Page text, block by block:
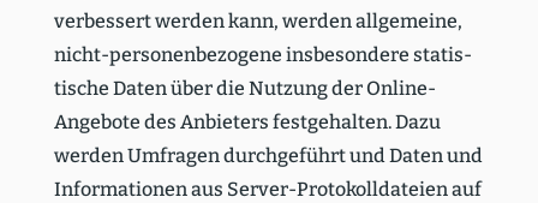
verbessert werden kann, werden allge­meine,
nicht-perso­nen­be­zogene insbe­sondere statis­
tische Daten über die Nutzung der Online-
Angebote des Anbieters festge­halten. Dazu
werden Umfragen durch­ge­führt und Daten und
Infor­ma­tionen aus Server-Proto­koll­da­teien auf